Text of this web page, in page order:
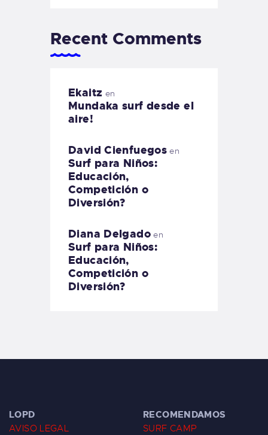
Recent Comments
Ekaitz en
Mundaka surf desde el
aire!
David Cienfuegos en
Surf para Niños:
Educación,
Competición o
Diversión?
Diana Delgadoen
Surf para Niños:
Educación,
Competición o
Diversión?
LOPD
AVISO LEGAL
RECOMENDAMOS
SURF CAMP